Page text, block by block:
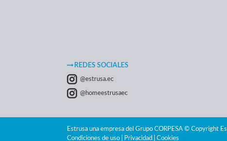
REDES SOCIALES
@estrusa.ec
@homeestrusaec
Estrusa una empresa del Grupo CORPESA © Copyright
Condiciones de uso | Privacidad | Cookies